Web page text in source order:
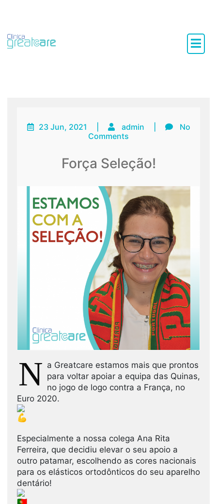
23 Jun, 2021 admin
No
Comments
Força Seleção!
N a Greatcare estamos mais que prontos
para voltar apoiar a equipa das Quinas,
no jogo de logo contra a França, no
Euro 2020.
Especialmente a nossa colega Ana Rita
Ferreira, que decidiu elevar o seu apoio a
outro patamar, escolhendo as cores nacionais
para os elásticos ortodônticos do seu aparelho
dentário!